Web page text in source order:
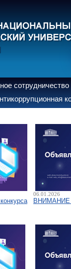
сотрудничество
06.01.2026